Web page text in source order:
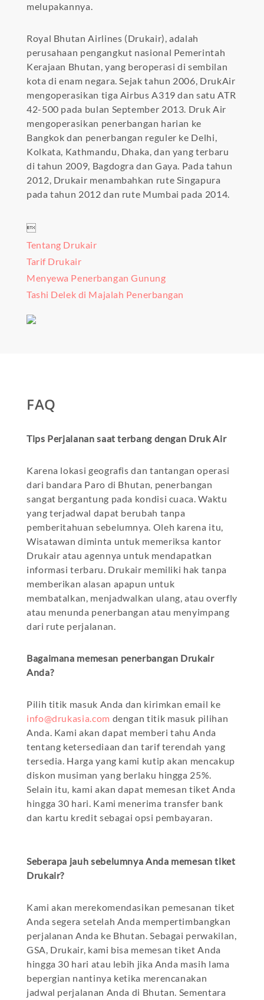
melupakannya.
Royal Bhutan Airlines (Drukair), adalah
perusahaan pengangkut nasional Pemerintah
Kerajaan Bhutan, yang beroperasi di sembilan
kota di enam negara. Sejak tahun 2006, DrukAir
mengoperasikan tiga Airbus A319 dan satu ATR
42-500 pada bulan September 2013. Druk Air
mengoperasikan penerbangan harian ke
Bangkok dan penerbangan reguler ke Delhi,
Kolkata, Kathmandu, Dhaka, dan yang terbaru
di tahun 2009, Bagdogra dan Gaya. Pada tahun
2012, Drukair menambahkan rute Singapura
pada tahun 2012 dan rute Mumbai pada 2014.

Tentang Drukair
Tarif Drukair
Menyewa Penerbangan Gunung
Tashi Delek di Majalah Penerbangan
FAQ
Tips Perjalanan saat terbang dengan Druk Air
Karena lokasi geografis dan tantangan operasi
dari bandara Paro di Bhutan, penerbangan
sangat bergantung pada kondisi cuaca. Waktu
yang terjadwal dapat berubah tanpa
pemberitahuan sebelumnya. Oleh karena itu,
Wisatawan diminta untuk memeriksa kantor
Drukair atau agennya untuk mendapatkan
informasi terbaru. Drukair memiliki hak tanpa
memberikan alasan apapun untuk
membatalkan, menjadwalkan ulang, atau overfly
atau menunda penerbangan atau menyimpang
dari rute perjalanan.
Bagaimana memesan penerbangan Drukair
Anda?
Pilih titik masuk Anda dan kirimkan email ke
info@drukasia.com dengan titik masuk pilihan
Anda. Kami akan dapat memberi tahu Anda
tentang ketersediaan dan tarif terendah yang
tersedia. Harga yang kami kutip akan mencakup
diskon musiman yang berlaku hingga 25%.
Selain itu, kami akan dapat memesan tiket Anda
hingga 30 hari. Kami menerima transfer bank
dan kartu kredit sebagai opsi pembayaran.
Seberapa jauh sebelumnya Anda memesan tiket
Drukair?
Kami akan merekomendasikan pemesanan tiket
Anda segera setelah Anda mempertimbangkan
perjalanan Anda ke Bhutan. Sebagai perwakilan,
GSA, Drukair, kami bisa memesan tiket Anda
hingga 30 hari atau lebih jika Anda masih lama
bepergian nantinya ketika merencanakan
jadwal perjalanan Anda di Bhutan. Sementara